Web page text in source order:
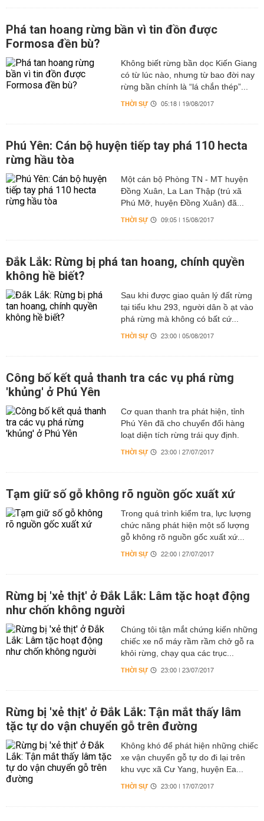
Phá tan hoang rừng bần vì tin đồn được
Formosa đền bù?
Không biết rừng bần dọc Kiến Giang
có từ lúc nào, nhưng từ bao đời nay
rừng bần chính là “lá chắn thép”...
THỜI SỰ 05:18 | 19/08/2017
Phú Yên: Cán bộ huyện tiếp tay phá 110 hecta
rừng hầu tòa
Một cán bộ Phòng TN - MT huyện
Đồng Xuân, La Lan Thập (trú xã
Phú Mỡ, huyện Đồng Xuân) đã...
THỜI SỰ 09:05 | 15/08/2017
Đắk Lắk: Rừng bị phá tan hoang, chính quyền
không hề biết?
Sau khi được giao quản lý đất rừng
tại tiểu khu 293, người dân ồ ạt vào
phá rừng mà không có bất cứ...
THỜI SỰ 23:00 | 05/08/2017
Công bố kết quả thanh tra các vụ phá rừng
'khủng' ở Phú Yên
Cơ quan thanh tra phát hiện, tỉnh
Phú Yên đã cho chuyển đổi hàng
loạt diện tích rừng trái quy định.
THỜI SỰ 23:00 | 27/07/2017
Tạm giữ số gỗ không rõ nguồn gốc xuất xứ
Trong quá trình kiểm tra, lực lượng
chức năng phát hiện một số lượng
gỗ không rõ nguồn gốc xuất xứ...
THỜI SỰ 22:00 | 27/07/2017
Rừng bị 'xẻ thịt' ở Đắk Lắk: Lâm tặc hoạt động
như chốn không người
Chúng tôi tận mắt chứng kiến những
chiếc xe nổ máy rầm rầm chở gỗ ra
khỏi rừng, chạy qua các trục...
THỜI SỰ 23:00 | 23/07/2017
Rừng bị 'xẻ thịt' ở Đắk Lắk: Tận mắt thấy lâm
tặc tự do vận chuyển gỗ trên đường
Không khó để phát hiện những chiếc
xe vận chuyển gỗ tự do đi lại trên
khu vực xã Cư Yang, huyện Ea...
THỜI SỰ 23:00 | 17/07/2017